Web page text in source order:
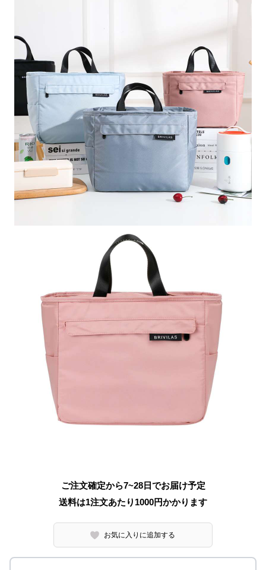
ご注文確定から7~28日でお届け予定
送料は1注文あたり 1000円かかります
お気に入りに追加する